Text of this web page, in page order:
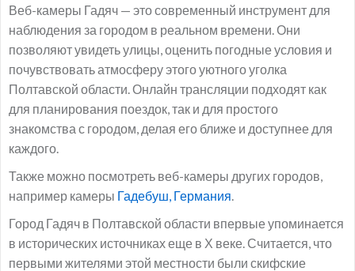
Веб-камеры Гадяч — это современный инструмент для
наблюдения за городом в реальном времени. Они
позволяют увидеть улицы, оценить погодные условия и
почувствовать атмосферу этого уютного уголка
Полтавской области. Онлайн трансляции подходят как
для планирования поездок, так и для простого
знакомства с городом, делая его ближе и доступнее для
каждого.
Также можно посмотреть веб-камеры других городов,
например камеры Гадебуш, Германия.
Город Гадяч в Полтавской области впервые упоминается
в исторических источниках еще в Х веке. Считается, что
первыми жителями этой местности были скифские